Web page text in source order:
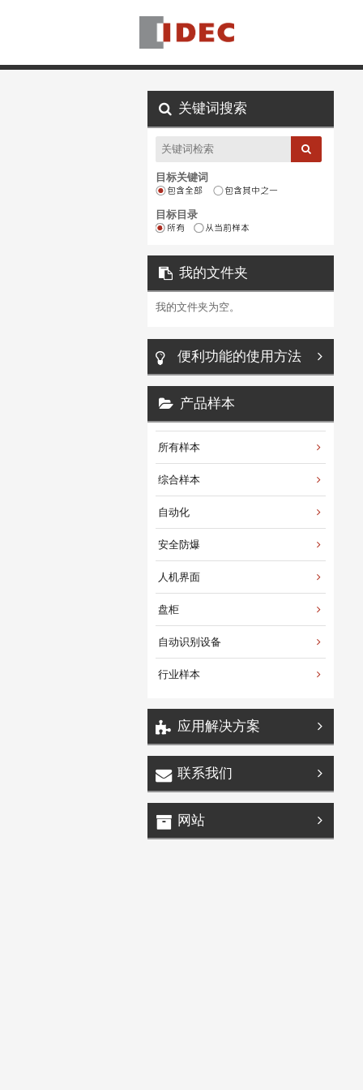
关键词搜索
目标关键词
目标目录
我的文件夹
我的文件夹为空。
便利功能的使用方法
产品样本
所有样本
综合样本
自动化
安全防爆
人机界面
盘柜
自动识别设备
行业样本
应用解决方案
联系我们
网站